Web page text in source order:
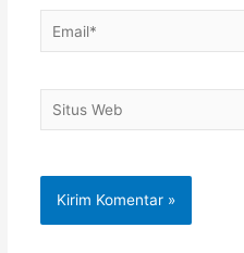
Email*
Situs
Web